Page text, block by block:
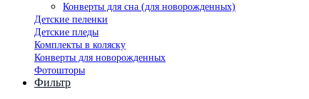
Конверты для сна (для новорожденных)
Детские пеленки
Детские пледы
Комплекты в коляску
Конверты для новорожденных
Фотошторы
Фильтр